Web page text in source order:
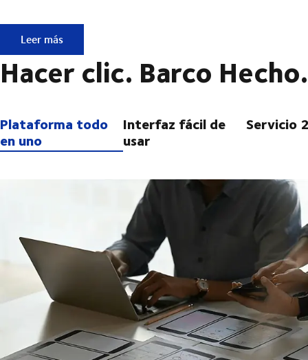
¿No eres cliente, pero estás preparado para enviar?
Leer más
Hacer clic. Barco Hecho.
Plataforma todo
en uno
Interfaz fácil de
usar
Servicio